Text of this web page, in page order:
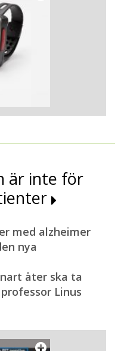
är inte för
med alzheimer
nya
åter ska ta
Linus